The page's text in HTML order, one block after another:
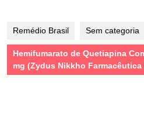
Remédio Brasil Sem categoria
Hemifumarato de Quetiapina
mg (Zydus Nikkho Farmacêutica